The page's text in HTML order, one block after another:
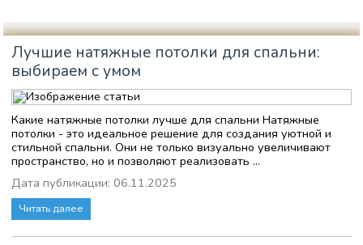
Лучшие натяжные потолки для спальни:
выбираем с умом
Какие натяжные потолки лучше для спальни Натяжные
потолки - это идеальное решение для создания уютной и
стильной спальни. Они не только визуально увеличивают
пространство, но и позволяют реализовать ...
Дата публикации: 06.11.2025
Читать далее